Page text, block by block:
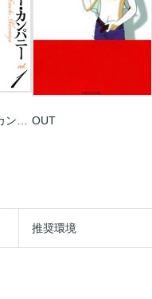
OUT
推奨環境